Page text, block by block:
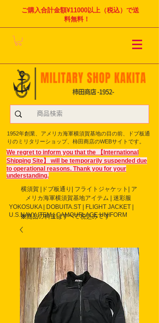
ご購入合計金額¥11000以上（税込）で送
料無料！
1952年創業、アメリカ海軍横須賀基地の目の前、ドブ板通
りのミリタリーショップ、柿田商店のWEBサイトです。
We regret to inform you that the 【International
Shipping Site】 will be temporarily suspended due
to operational reasons. Thank you for your
understanding.
横須賀 |ドブ板通り| フライト ジャケット| ア
メリカ海軍横須賀基地アイテム | 迷彩服
YOKOSUKA | DOBUITA.ST | FLIGHT JACKET |
U.S.NAVY ITEM | CAMOUFLAGE UNIFORM
※商品の料金はすべて税込みです